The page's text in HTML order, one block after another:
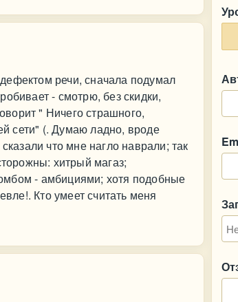
речи, сначала подумал
- смотрю, без скидки,
" Ничего страшного,
сети" (. Думаю ладно, вроде
что мне нагло наврали; так
хитрый магаз;
- амбициями; хотя подобные
Кто умеет считать меня